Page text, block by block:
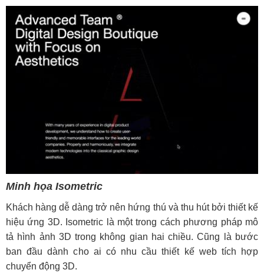
Minh họa Isometric
Khách hàng dễ dàng trở nên hứng thú và thu hút bởi thiết kế
hiệu ứng 3D. Isometric là một trong cách phương pháp mô
tả hình ảnh 3D trong không gian hai chiều. Cũng là bước
ban đầu dành cho ai có nhu cầu thiết kế web tích hợp
chuyển động 3D.